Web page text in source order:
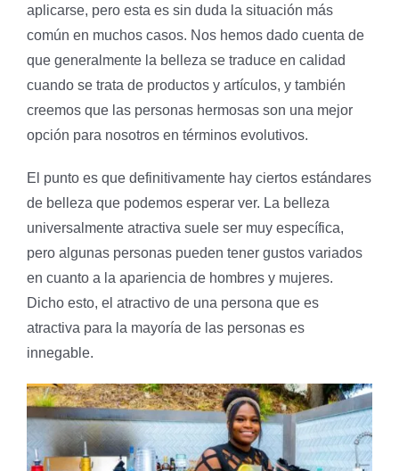
aplicarse, pero esta es sin duda la situación más
común en muchos casos. Nos hemos dado cuenta de
que generalmente la belleza se traduce en calidad
cuando se trata de productos y artículos, y también
creemos que las personas hermosas son una mejor
opción para nosotros en términos evolutivos.
El punto es que definitivamente hay ciertos estándares
de belleza que podemos esperar ver. La belleza
universalmente atractiva suele ser muy específica,
pero algunas personas pueden tener gustos variados
en cuanto a la apariencia de hombres y mujeres.
Dicho esto, el atractivo de una persona que es
atractiva para la mayoría de las personas es
innegable.